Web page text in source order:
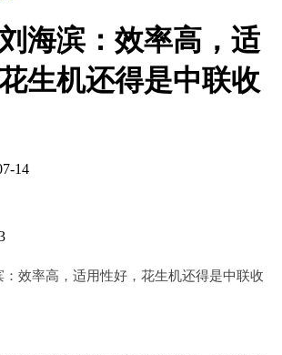
海滨：效率高，适
生机还得是中联收
14
：效率高，适用性好，花生机还得是中联收